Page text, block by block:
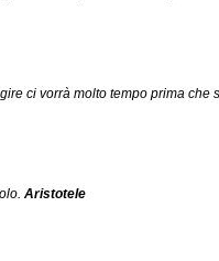
ci vorrà molto tempo prima che
Aristotele